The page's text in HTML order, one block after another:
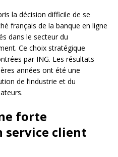
la décision difficile de se
français de la banque en ligne
dans le secteur du
Ce choix stratégique
par ING. Les résultats
années ont été une
de l’industrie et du
forte
service client